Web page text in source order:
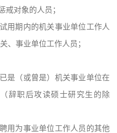
戒对象的人员；
用期内的机关事业单位工作人
、事业单位工作人员；
是（或曾是）机关事业单位在
辞职后攻读硕士研究生的除
用为事业单位工作人员的其他